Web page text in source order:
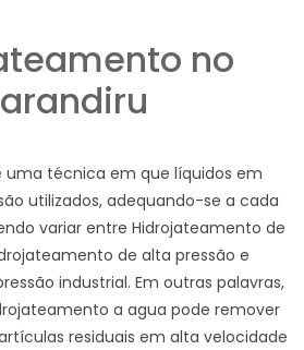
no
uma técnica em que líquidos em
utilizados, adequando-se a cada
variar entre Hidrojateamento de
de alta pressão e
industrial. Em outras palavras,
a agua pode remover
residuais em alta velocidade